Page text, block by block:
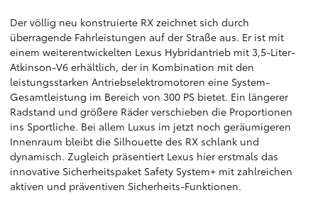
Der völlig neu konstruierte RX zeichnet sich durch
überragende Fahrleistungen auf der Straße aus. Er ist mit
einem weiterentwickelten Lexus Hybridantrieb mit 3,5-Liter-
Atkinson-V6 erhältlich, der in Kombination mit den
leistungsstarken Antriebselektromotoren eine System-
Gesamtleistung im Bereich von 300 PS bietet. Ein längerer
Radstand und größere Räder verschieben die Proportionen
ins Sportliche. Bei allem Luxus im jetzt noch geräumigeren
Innenraum bleibt die Silhouette des RX schlank und
dynamisch. Zugleich präsentiert Lexus hier erstmals das
innovative Sicherheitspaket Safety System+ mit zahlreichen
aktiven und präventiven Sicherheits-Funktionen.